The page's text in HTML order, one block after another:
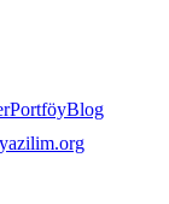
PortföyBlog